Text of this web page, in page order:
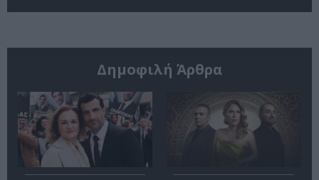
Δημοφιλή Άρθρα